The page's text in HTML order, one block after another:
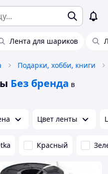
Лента для шариков
Подарки, хобби, книги
Без бренда в
Цвет ленты
Красный